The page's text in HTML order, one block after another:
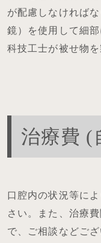
が配慮しなければ
鏡）を使用して細
科技工士が被せ物を
治療費 (
口腔内の状況等に
さい。また、治療
で、ご相談などご